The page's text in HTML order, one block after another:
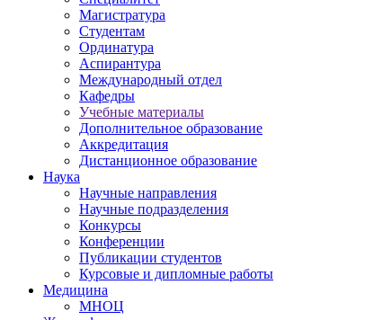
Магистратура
Студентам
Ординатура
Аспирантура
Международный отдел
Кафедры
Учебные материалы
Дополнительное образование
Аккредитация
Дистанционное образование
Наука
Научные направления
Научные подразделения
Конкурсы
Конференции
Публикации студентов
Курсовые и дипломные работы
Медицина
МНОЦ